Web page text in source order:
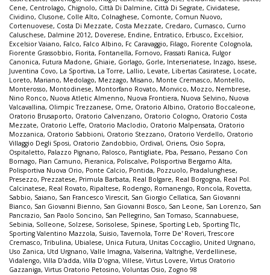
Cene, Centrolago, Chignolo, Città Di Dalmine, Città Di Segrate, Cividatese,
Cividino, Clusone, Colle Alto, Colnaghese, Comonte, Comun Nuovo,
Cortenuovese, Costa Di Mezzate, Costa Mezzate, Credaro, Curnasco, Curno
Caluschese, Dalmine 2012, Doverese, Endine, Entratico, Erbusco, Excelsior,
Excelsior Vaiano, Falco, Falco Albino, Fc Caravaggio, Filago, Fiorente Colognola,
Fiorente Grassobbio, Fiorita, Fontanella, Fornovo, Frassati Ranica, Fulgor
Canonica, Futura Madone, Ghiaie, Gorlago, Gorle, Interseriatese, Inzago, Issese,
Juventina Covo, La Sportiva, La Torre, Lallio, Levate, Libertas Casiratese, Locate,
Loreto, Mariano, Medolago, Mezzago, Misano, Monte Cremasco, Montello,
Monterosso, Montodinese, Montorfano Rovato, Monvico, Mozzo, Nembrese,
Nino Ronco, Nuova Atletic Almenno, Nuova Frontiera, Nuova Selvino, Nuova
Valcavallina, Olimpic Trezzanese, Ome, Oratorio Albino, Oratorio Boccaleone,
Oratorio Brusaporto, Oratorio Calvenzano, Oratorio Cologno, Oratorio Costa
Mezzate, Oratorio Leffe, Oratorio Maclodio, Oratorio Malpensata, Oratorio
Mozzanica, Oratorio Sabbioni, Oratorio Stezzano, Oratorio Verdello, Oratorio
Villaggio Degli Sposi, Oratorio Zandobbio, Ordival, Oriens, Osio Sopra,
Ospitaletto, Palazzo Pignano, Palosco, Pantigliate, Pba, Pessano, Pessano Con
Bornago, Pian Camuno, Pieranica, Poliscalve, Polisportiva Bergamo Alta,
Polisportiva Nuova Orio, Ponte Calcio, Pontida, Pozzuolo, Pradalunghese,
Presezzo, Prezzatese, Primula Barbata, Real Bolgare, Real Borgogna, Real Pol.
Calcinatese, Real Rovato, Ripaltese, Rodengo, Romanengo, Roncola, Rovetta,
Sabbio, Saiano, San Francesco Virescit, San Giorgio Cellatica, San Giovanni
Bianco, San Giovanni Bienno, San Giovanni Bosco, San Leone, San Lorenzo, San
Pancrazio, San Paolo Soncino, San Pellegrino, San Tomaso, Scannabuese,
Sebinia, Solleone, Solzese, Sorisolese, Spinese, Sporting Leb, Sporting Tlc,
Sporting Valentino Mazzola, Suisio,Tavernola,Torre De' Roveri,Trescore
Cremasco,Tribulina, Ubialese, Unica Futura, Unitas Coccaglio, United Urgnano,
Uso Zanica, Utd Urgnano, Valle Imagna, Valserina, Valtrighe, Verdellinese,
Vidalengo, Villa D'adda, Villa D'ogna, Villese, Virtus Lovere, Virtus Oratorio
Gazzaniga, Virtus Oratorio Petosino, Voluntas Osio, Zogno 98